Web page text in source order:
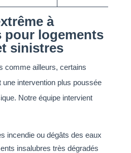
à
pour logements
sinistres
comme ailleurs, certains
intervention plus poussée
Notre équipe intervient
incendie ou dégâts des eaux
insalubres très dégradés